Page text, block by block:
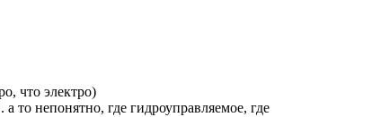
что электро)
непонятно, где гидроуправляемое, где